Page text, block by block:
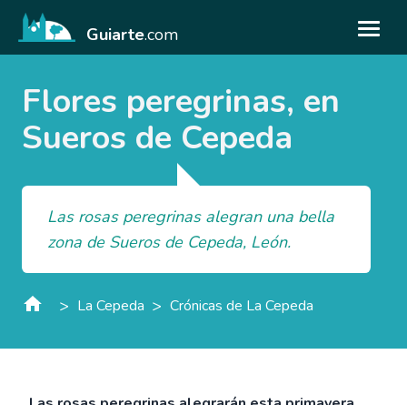
Guiarte.com
Flores peregrinas, en
Sueros de Cepeda
Las rosas peregrinas alegran una bella
zona de Sueros de Cepeda, León.
> La Cepeda > Crónicas de La Cepeda